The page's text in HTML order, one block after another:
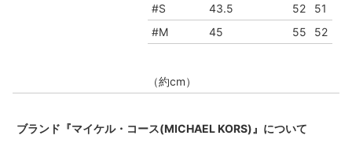
#S
43.5 52
51
#M
45 55 52
（約cm）
ブランド『マイケル・コース(MICHAEL KORS)』について